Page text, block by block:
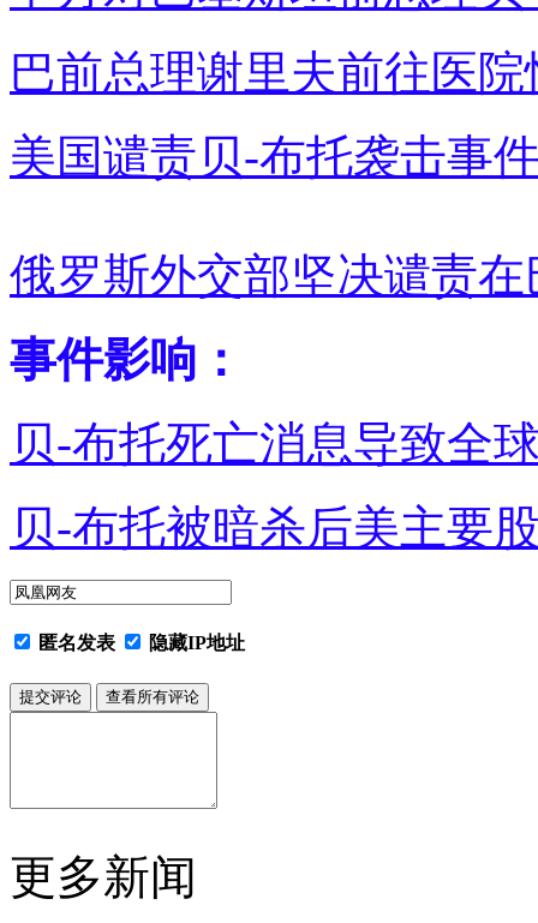
巴前总理谢里夫前往医院
美国谴责贝-布托袭击事
俄罗斯外交部坚决谴责
事件影响：
贝-布托死亡消息导致全
贝-布托被暗杀后美主要
匿名发表 隐藏IP地址
更多新闻